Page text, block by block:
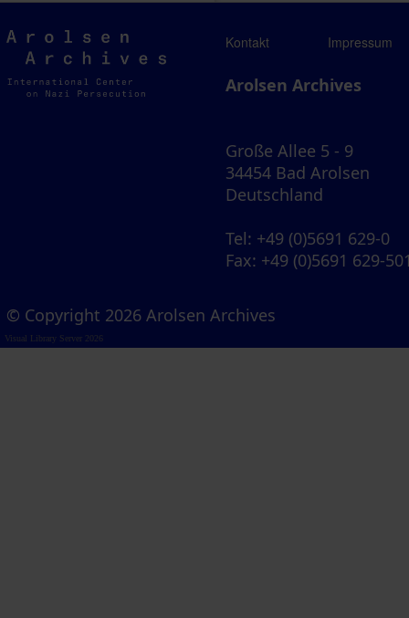
Arolsen
Archives
Kontakt Impressum
Arolsen Archives
Große Allee 5 - 9
34454 Bad Arolsen
Deutschland
Tel: +49 (0)5691 629-0
Fax: +49 (0)5691 629-
© Copyright 2026 Arolsen Archives
Visual Library Server 2026